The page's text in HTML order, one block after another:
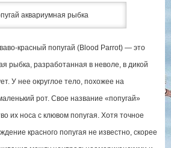
красный попугай (Blood Parrot) — это
рыбка, разработанная в неволе, в дикой
У нее округлое тело, похожее на
рот. Свое название «попугай»
их носа с клювом попугая. Хотя точное
красного попугая не известно, скорее